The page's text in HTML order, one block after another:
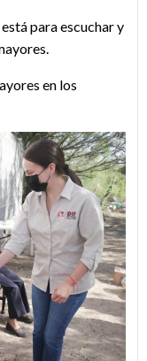
para escuchar y
en los